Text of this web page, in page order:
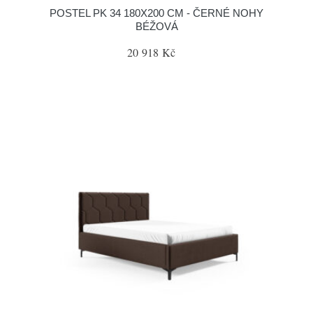
POSTEL PK 34 180X200 CM - ČERNÉ NOHY
BÉŽOVÁ
20 918 Kč